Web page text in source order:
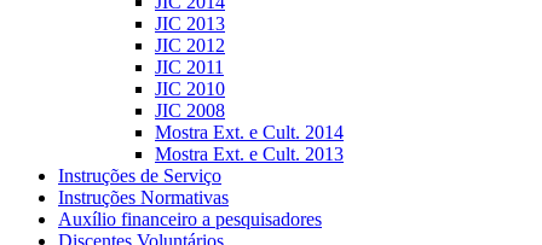
JIC 2013
JIC 2012
JIC 2011
JIC 2010
JIC 2008
Mostra Ext. e Cult. 2014
Mostra Ext. e Cult. 2013
Instruções de Serviço
Instruções Normativas
Auxílio financeiro a pesquisadores
Discentes Voluntários